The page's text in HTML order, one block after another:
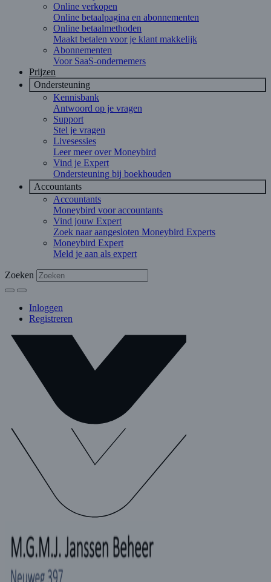
Online verkopen
Online betaalpagina en abonnementen
Online betaalmethoden
Maakt betalen voor je klant makkelijk
Abonnementen
Voor SaaS-ondernemers
Prijzen
Ondersteuning
Kennisbank
Antwoord op je vragen
Support
Stel je vragen
Livesessies
Leer meer over Moneybird
Vind je Expert
Ondersteuning bij boekhouden
Accountants
Accountants
Moneybird voor accountants
Vind jouw Expert
Zoek naar aangesloten Moneybird Experts
Moneybird Expert
Meld je aan als expert
Zoeken
Inloggen
Registreren